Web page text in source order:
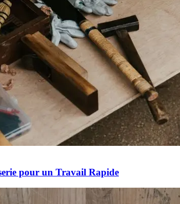
pour un Travail Rapide